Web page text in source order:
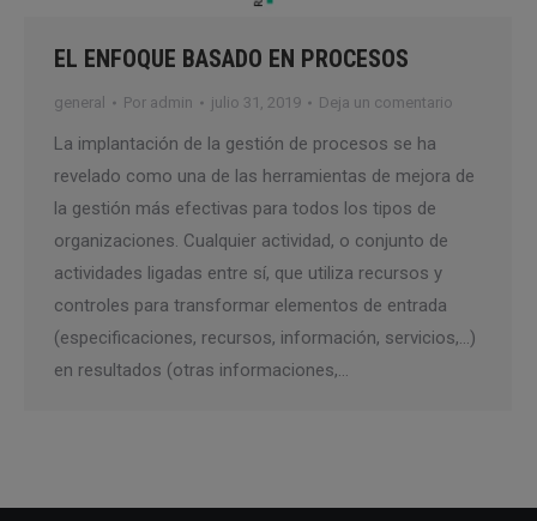
EL ENFOQUE BASADO EN PROCESOS
general Por admin julio 31, 2019 Deja un comentario
La implantación de la gestión de procesos se ha
revelado como una de las herramientas de mejora de
la gestión más efectivas para todos los tipos de
organizaciones. Cualquier actividad, o conjunto de
actividades ligadas entre sí, que utiliza recursos y
controles para transformar elementos de entrada
(especificaciones, recursos, información, servicios,…)
en resultados (otras informaciones,…